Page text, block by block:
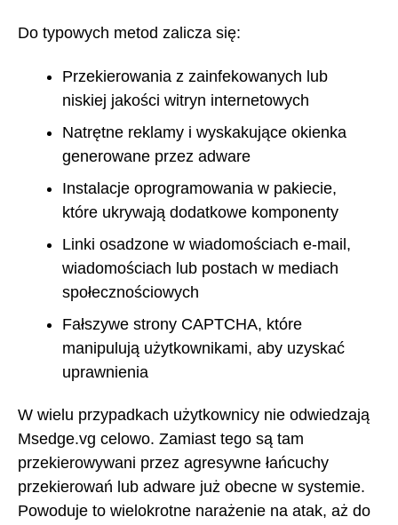
Do typowych metod zalicza się:
Przekierowania z zainfekowanych lub
niskiej jakości witryn internetowych
Natrętne reklamy i wyskakujące okienka
generowane przez adware
Instalacje oprogramowania w pakiecie,
które ukrywają dodatkowe komponenty
Linki osadzone w wiadomościach e-mail,
wiadomościach lub postach w mediach
społecznościowych
Fałszywe strony CAPTCHA, które
manipulują użytkownikami, aby uzyskać
uprawnienia
W wielu przypadkach użytkownicy nie odwiedzają
Msedge.vg celowo. Zamiast tego są tam
przekierowywani przez agresywne łańcuchy
przekierowań lub adware już obecne w systemie.
Powoduje to wielokrotne narażenie na atak, aż do